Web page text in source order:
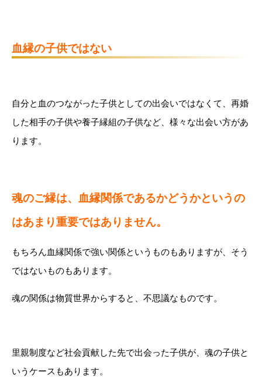
血縁の子供ではない
自分と血のつながった子供としての出会いではなくて、再婚
した相手の子供や養子縁組の子供など、様々な出会い方があ
ります。
魂のご縁は、血縁関係であるかどうかというの
はあまり重要ではありません。
もちろん血縁関係で強い関係というものもありますが、そう
ではないものもあります。
魂の関係は物質世界からすると、不思議なものです。
里親制度など社会貢献した先で出会った子供が、魂の子供と
いうケースもあります。